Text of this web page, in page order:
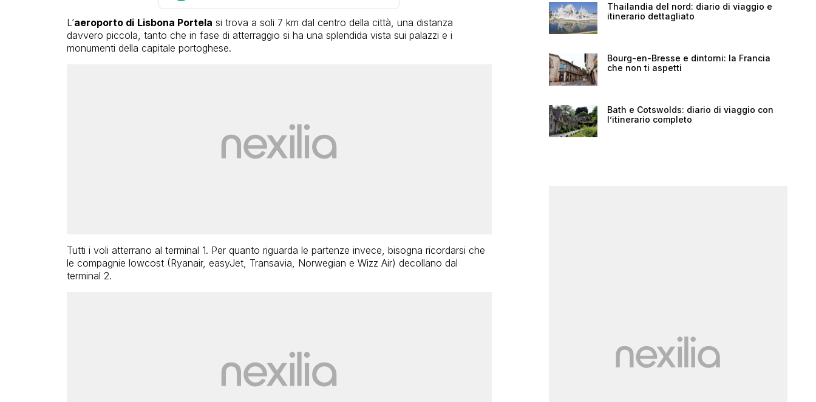
L’aeroporto di Lisbona Portela si trova a soli 7 km dal centro della città, una distanza
davvero piccola, tanto che in fase di atterraggio si ha una splendida vista sui palazzi e i
monumenti della capitale portoghese.
Tutti i voli atterrano al terminal 1. Per quanto riguarda le partenze invece, bisogna ricordarsi che
le compagnie lowcost (Ryanair, easyJet, Transavia, Norwegian e Wizz Air) decollano dal
terminal 2.
Thailandia del nord: diario di viaggio e
itinerario dettagliato
Bourg-en-Bresse e dintorni: la Francia
che non ti aspetti
Bath e Cotswolds: diario di viaggio con
l’itinerario completo